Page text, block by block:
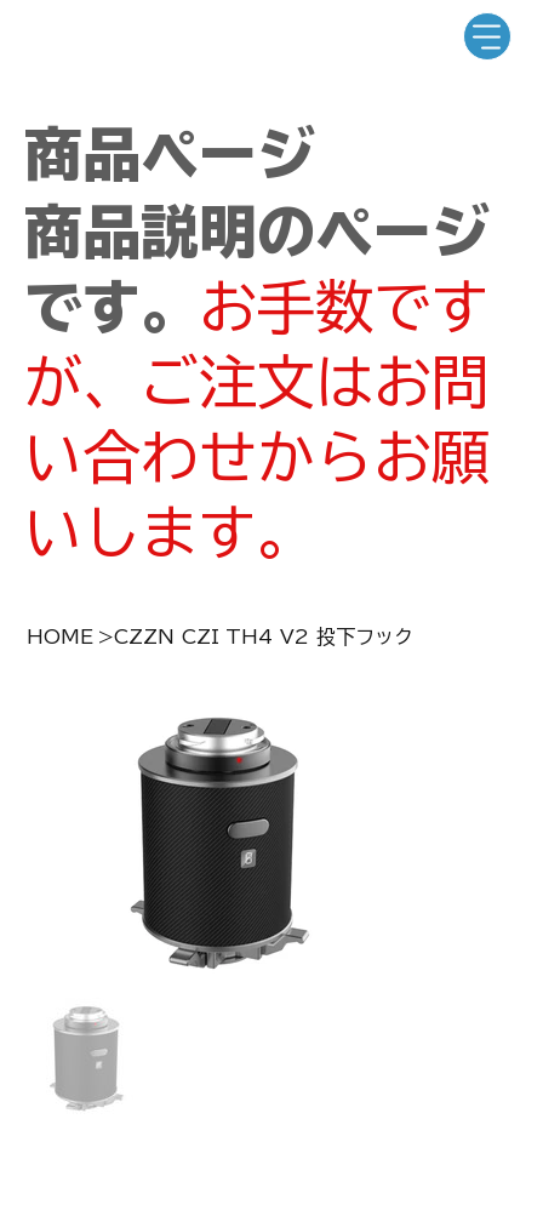
商品ページ
商品説明のページ
です。 お手数です
が、ご注文はお問
い合わせからお願
いします。
HOME >CZZN CZI TH4 V2 投下フック